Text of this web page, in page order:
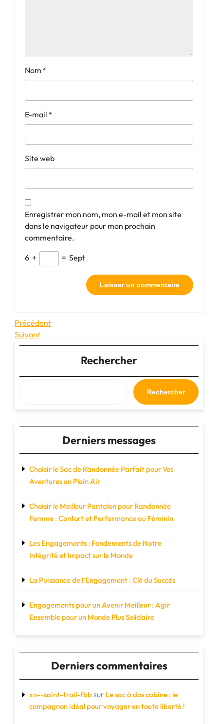
Nom *
E-mail *
Site web
Enregistrer mon nom, mon e-mail et mon site
dans le navigateur pour mon prochain
commentaire.
6 + = Sept
Navigation
de
Article
précédent
Précédent
Article
suivant
Suivant
Rechercher
Rechercher
Derniers messages
Choisir le Sac de Randonnée Parfait pour Vos
Aventures en Plein Air
Choisir le Meilleur Pantalon pour Randonnée
Femme : Confort et Performance au Féminin
Les Engagements : Fondements de Notre
Intégrité et Impact sur le Monde
La Puissance de l’Engagement : Clé du Succès
Engagements pour un Avenir Meilleur : Agir
Ensemble pour un Monde Plus Solidaire
Derniers commentaires
xn--saint-trail-fbbsur Le sac à dos cabine : le
compagnon idéal pour voyager en toute liberté !